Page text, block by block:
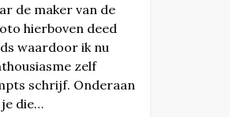
de maker van de
hierboven deed
waardoor ik nu
zelf
schrijf. Onderaan
die…